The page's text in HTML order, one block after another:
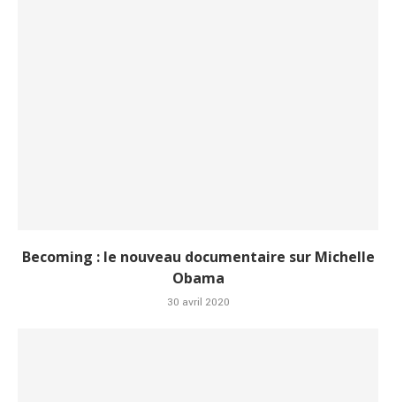
Becoming : le nouveau documentaire sur Michelle
Obama
30 avril 2020